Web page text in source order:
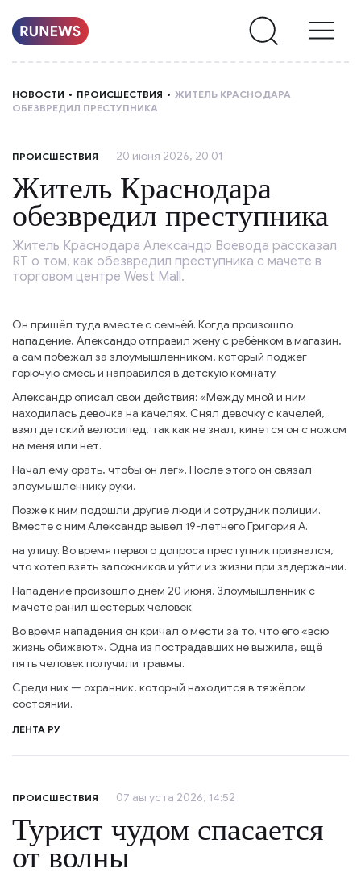
О
НАС
НОВОСТИ ПРОИСШЕСТВИЯ
ЖИТЕЛЬ КРАСНОДАРА
ОБЕЗВРЕДИЛ ПРЕСТУПНИКА
ПРОИСШЕСТВИЯ 20 июня 2026, 20:01
Житель Краснодара
обезвредил преступника
Житель Краснодара Александр Воевода рассказал
RT о том, как обезвредил преступника с мачете в
торговом центре West Mall.
Он пришёл туда вместе с семьёй. Когда произошло
нападение, Александр отправил жену с ребёнком в магазин,
а сам побежал за злоумышленником, который поджёг
горючую смесь и направился в детскую комнату.
Александр описал свои действия: «Между мной и ним
находилась девочка на качелях. Снял девочку с качелей,
взял детский велосипед, так как не знал, кинется он с ножом
на меня или нет.
Начал ему орать, чтобы он лёг». После этого он связал
злоумышленнику руки.
Позже к ним подошли другие люди и сотрудник полиции.
Вместе с ним Александр вывел 19-летнего Григория А.
на улицу. Во время первого допроса преступник признался,
что хотел взять заложников и уйти из жизни при задержании.
Нападение произошло днём 20 июня. Злоумышленник с
мачете ранил шестерых человек.
Во время нападения он кричал о мести за то, что его «всю
жизнь обижают». Одна из пострадавших не выжила, ещё
пять человек получили травмы.
Среди них — охранник, который находится в тяжёлом
состоянии.
ЛЕНТА РУ
ПРОИСШЕСТВИЯ 07 августа 2026, 14:52
Турист чудом спасается
от волны